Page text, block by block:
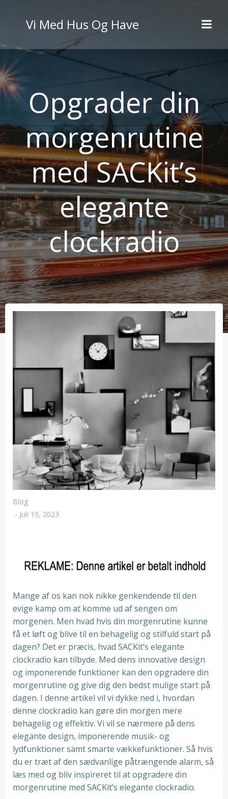
til
indhold
Vi Med Hus Og Have
Opgrader din
morgenrutine
med SACKit’s
elegante
clockradio
Blog
- Juli 19, 2023
Mange af os kan nok nikke genkendende til den
evige kamp om at komme ud af sengen om
morgenen. Men hvad hvis din morgenrutine kunne
få et løft og blive til en behagelig og stilfuld start på
dagen? Det er præcis, hvad SACKit’s elegante
clockradio kan tilbyde. Med dens innovative design
og imponerende funktioner kan den opgradere din
morgenrutine og give dig den bedst mulige start på
dagen. I denne artikel vil vi dykke ned i, hvordan
denne clockradio kan gøre din morgen mere
behagelig og effektiv. Vi vil se nærmere på dens
elegante design, imponerende musik- og
lydfunktioner samt smarte vækkefunktioner. Så hvis
du er træt af den sædvanlige påtrængende alarm, så
læs med og bliv inspireret til at opgradere din
morgenrutine med SACKit’s elegante clockradio.